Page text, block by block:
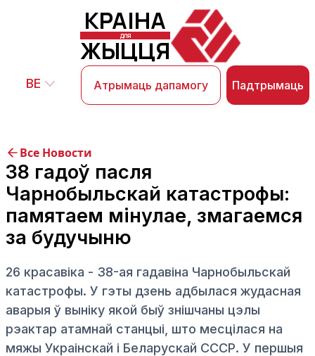
КРАІНА
ДЛЯ
ЖЫЦЦЯ
BE Атрымаць дапамогу Падтрымаць
Все Новости
38 гадоў пасля
Чарнобыльскай катастрофы:
памятаем мінулае, змагаемся
за будучыню
26 красавіка - 38-ая гадавіна Чарнобыльскай
катастрофы. У гэты дзень адбылася жудасная
аварыя ў выніку якой быў знішчаны цэлы
рэактар атамнай станцыі, што месцілася на
мяжы Украінскай і Беларускай СССР. У першыя